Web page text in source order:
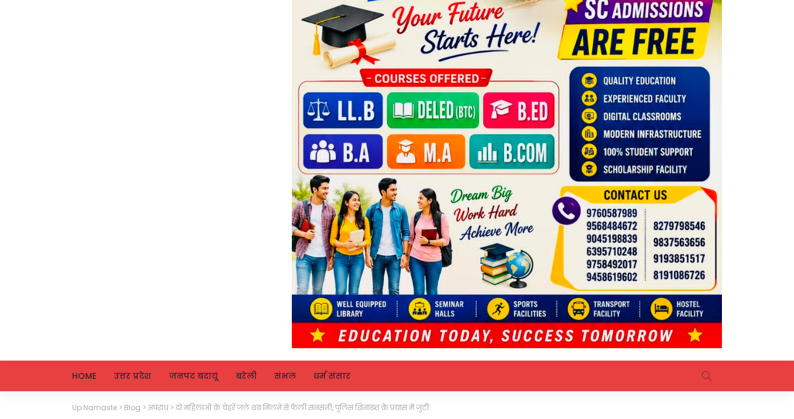
HOME उत्तर प्रदेश जनपद बदायूं बरेली संभल धर्म संसार
Up Namaste > Blog > अपराध> दो महिलाओं के चेहरें जले शव मिलने से फैली सनसनी, पुलिस शिनाख्त के प्रयास में जुटी